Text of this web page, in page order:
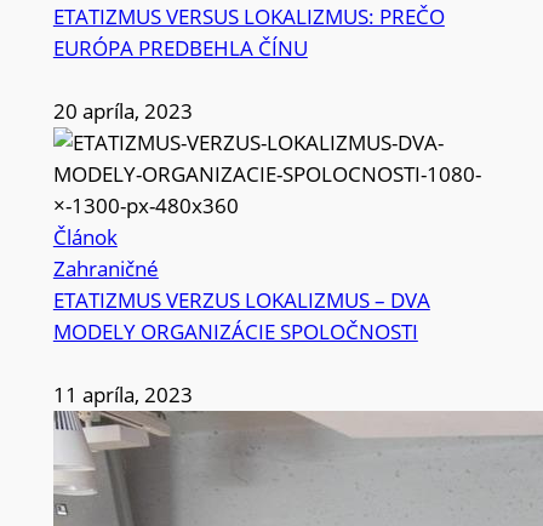
ETATIZMUS VERSUS LOKALIZMUS: PREČO
EURÓPA PREDBEHLA ČÍNU
20 apríla, 2023
Článok
Zahraničné
ETATIZMUS VERZUS LOKALIZMUS – DVA
MODELY ORGANIZÁCIE SPOLOČNOSTI
11 apríla, 2023